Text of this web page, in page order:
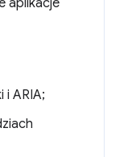
aplikacje
i ARIA;